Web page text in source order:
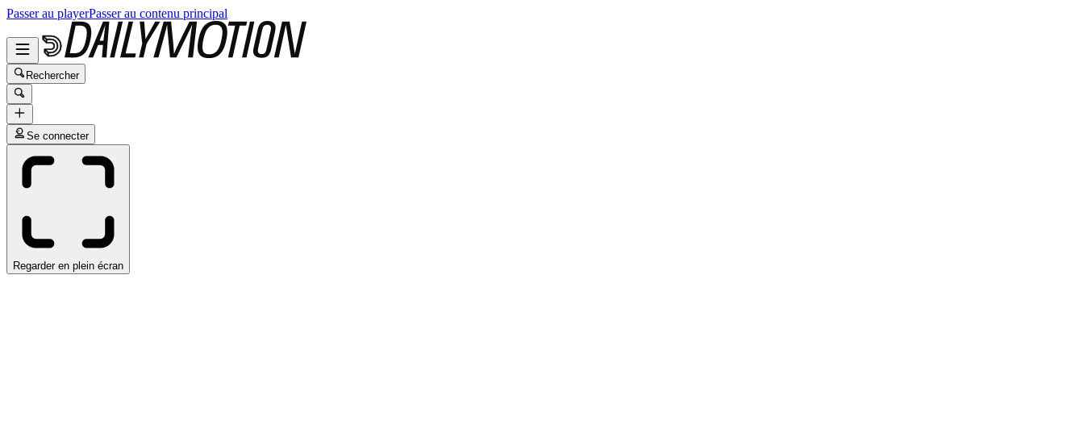
Passer au playerPasser au contenu principal
Rechercher
Se connecter
Regarder en plein écran